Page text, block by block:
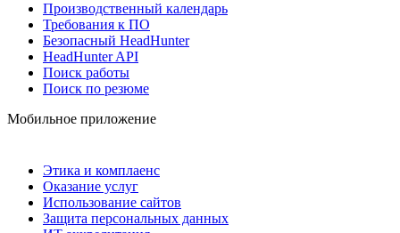
Производственный календарь
Требования к ПО
Безопасный HeadHunter
HeadHunter API
Поиск работы
Поиск по резюме
Мобильное приложение
Этика и комплаенс
Оказание услуг
Использование сайтов
Защита персональных данных